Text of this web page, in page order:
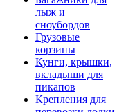
лыж и
сноубордов
Грузовые
корзины
Кунги, крышки,
вкладыши для
пикапов
Крепления для